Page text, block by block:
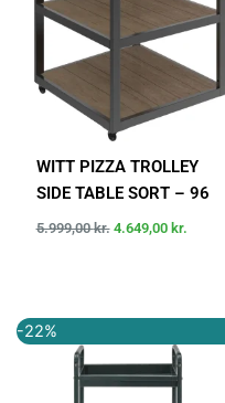
WITT PIZZA TROLLEY
SIDE TABLE SORT – 96
5.999,00kr. 4.649,00 kr.
-22%
oprindelige
pris
var:
aktuelle
pris
er: